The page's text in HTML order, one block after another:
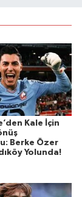
Kale İçin
Berke Özer
Yolunda!